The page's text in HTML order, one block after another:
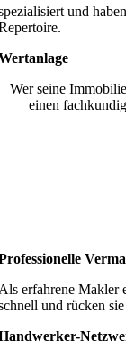
und
Wer seine
einen
erfahrene Makler
und rücken